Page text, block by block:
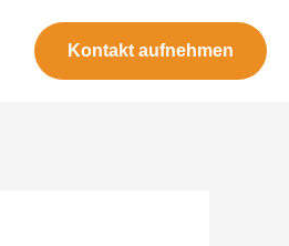
Kontakt aufnehmen